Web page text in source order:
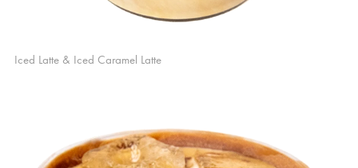
Iced Latte & Iced Caramel Latte